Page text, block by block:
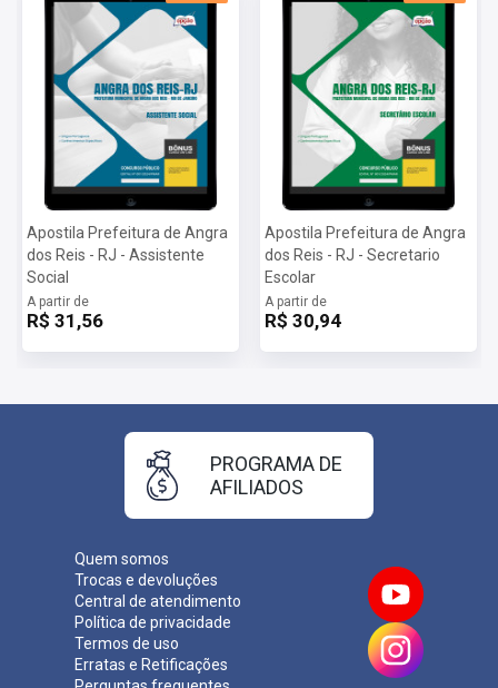
Apostila Prefeitura de Angra
dos Reis - RJ - Assistente
Social
A partir de
R$ 31,56
Apostila Prefeitura de Angra
dos Reis - RJ - Secretario
Escolar
A partir de
R$ 30,94
Quem somos
Trocas e devoluções
Central de atendimento
Política de privacidade
Termos de uso
Erratas e Retificações
PROGRAMA DE
AFILIADOS